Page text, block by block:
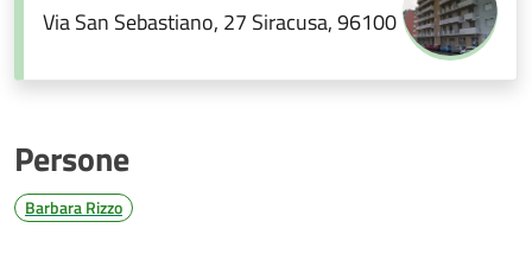
Via San Sebastiano, 27 Siracusa, 96100
Persone
Barbara Rizzo